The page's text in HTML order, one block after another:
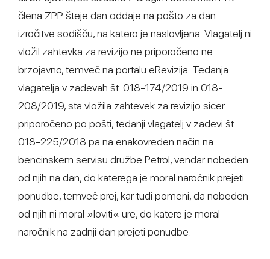
člena ZPP šteje dan oddaje na pošto za dan
izročitve sodišču, na katero je naslovljena. Vlagatelj ni
vložil zahtevka za revizijo ne priporočeno ne
brzojavno, temveč na portalu eRevizija. Tedanja
vlagatelja v zadevah št. 018-174/2019 in 018-
208/2019, sta vložila zahtevek za revizijo sicer
priporočeno po pošti, tedanji vlagatelj v zadevi št.
018-225/2018 pa na enakovreden način na
bencinskem servisu družbe Petrol, vendar nobeden
od njih na dan, do katerega je moral naročnik prejeti
ponudbe, temveč prej, kar tudi pomeni, da nobeden
od njih ni moral »loviti« ure, do katere je moral
naročnik na zadnji dan prejeti ponudbe.